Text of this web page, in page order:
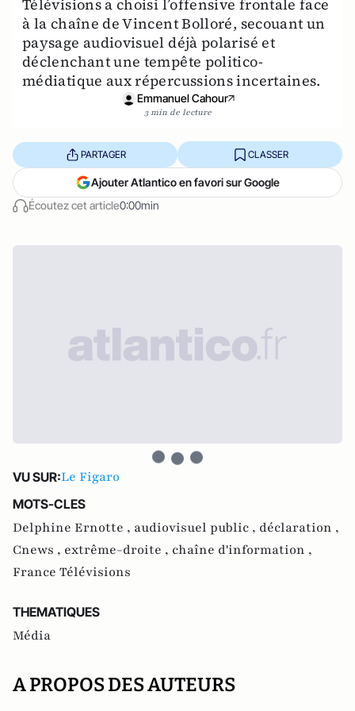
Télévisions a choisi l’offensive frontale face
à la chaîne de Vincent Bolloré, secouant un
paysage audiovisuel déjà polarisé et
déclenchant une tempête politico-
médiatique aux répercussions incertaines.
Emmanuel Cahour
3 min de lecture
Écoutez cet article0:00min
PARTAGER CLASSER
Ajouter Atlantico en favori sur Google
VU SUR:Le Figaro
MOTS-CLES
Delphine Ernotte , audiovisuel public , déclaration ,
Cnews , extrême-droite , chaîne d'information ,
France Télévisions
THEMATIQUES
Média
A PROPOS DES AUTEURS